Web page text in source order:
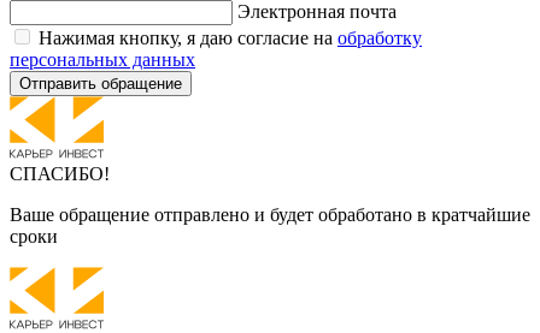
Электронная почта
Нажимая кнопку, я даю согласие на обработку
персональных данных
Отправить обращение
СПАСИБО!
Ваше обращение отправлено и будет обработано в кратчайшие
сроки